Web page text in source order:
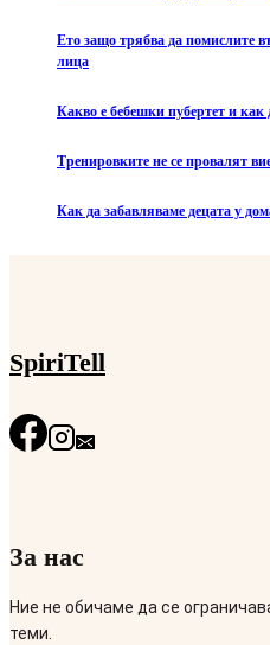
Ето защо трябва да помислите
лица
Какво е бебешки пубертет и как
Тренировките не се провалят
Как да забавляваме децата у
SpiriTell
За нас
Ние не обичаме да се
теми.